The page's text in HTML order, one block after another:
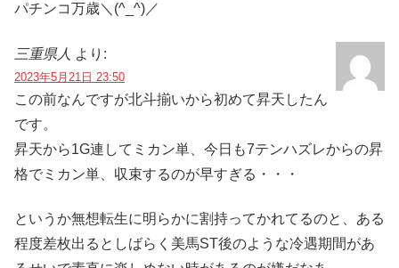
パチンコ万歳＼(^_^)／
三重県人 より:
2023年5月21日 23:50
この前なんですが北斗揃いから初めて昇天したん
です。
昇天から1G連してミカン単、今日も7テンハズレからの昇
格でミカン単、収束するのが早すぎる・・・
というか無想転生に明らかに割持ってかれてるのと、ある
程度差枚出るとしばらく美馬ST後のような冷遇期間があ